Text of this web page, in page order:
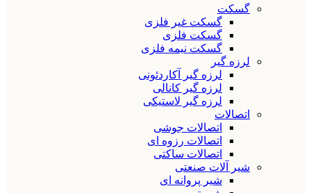
گسکت
گسکت غیر فلزی
گسکت فلزی
گسکت نیمه فلزی
لرزه گیر
لرزه گیر آکاردئونی
لرزه گیر کانالی
لرزه گیر لاستیکی
اتصالات
اتصالات جوشی
اتصالات رزوه ای
اتصالات ساکتی
شیر آلات صنعتی
شیر پروانه ای